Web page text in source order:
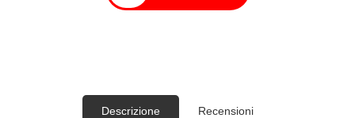
Descrizione Recensioni